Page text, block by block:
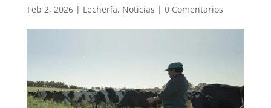
Feb 2, 2026| Lechería, Noticias | 0 Comentarios